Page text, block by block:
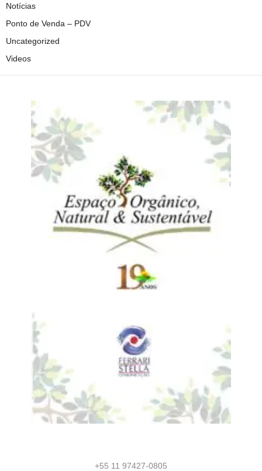
Notícias
Ponto de Venda – PDV
Uncategorized
Videos
+55 11 97427-0805